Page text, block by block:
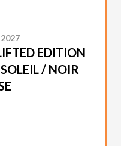
EDITION
/ NOIR